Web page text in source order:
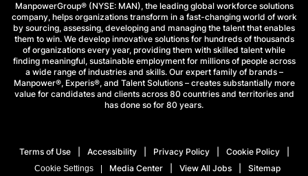
ManpowerGroup® (NYSE: MAN), the leading global workforce solutions
company, helps organizations transform in a fast-changing world of work
by sourcing, assessing, developing and managing the talent that enables
them to win. We develop innovative solutions for hundreds of thousands
of organizations every year, providing them with skilled talent while
finding meaningful, sustainable employment for millions of people across
a wide range of industries and skills. Our expert family of brands –
Manpower®, Experis®, and Talent Solutions – creates substantially more
value for candidates and clients across 80 countries and territories and
has done so for 80 years.
Terms of Use Accessibility Privacy Policy Cookie Policy
Cookie Settings Media Center View All Jobs Sitemap